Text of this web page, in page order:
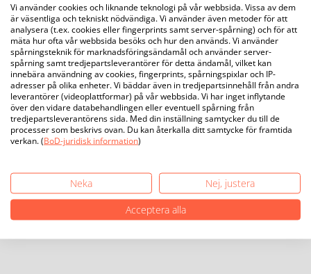
Vi använder cookies och liknande teknologi på vår webbsida. Vissa av dem
är väsentliga och tekniskt nödvändiga. Vi använder även metoder för att
analysera (t.ex. cookies eller fingerprints samt server-spårning) och för att
mäta hur ofta vår webbsida besöks och hur den används. Vi använder
spårningsteknik för marknadsföringsändamål och använder server-
spårning samt tredjepartsleverantörer för detta ändamål, vilket kan
innebära användning av cookies, fingerprints, spårningspixlar och IP-
adresser på olika enheter. Vi bäddar även in tredjepartsinnehåll från andra
leverantörer (videoplattformar) på vår webbsida. Vi har inget inflytande
över den vidare databehandlingen eller eventuell spårning från
tredjepartsleverantörens sida. Med din inställning samtycker du till de
processer som beskrivs ovan. Du kan återkalla ditt samtycke för framtida
verkan. (BoD-juridisk information)
Neka
Nej, justera
Acceptera alla